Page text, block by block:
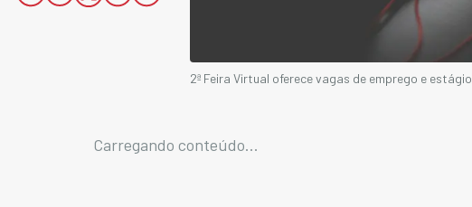
2ª Feira Virtual oferece vagas de emprego e estágio
Carregando conteúdo...